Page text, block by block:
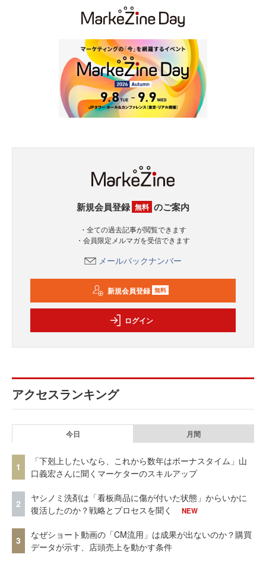
新規会員登録 無料 のご案内
・全ての過去記事が閲覧できます
・会員限定メルマガを受信できます
メールバックナンバー
新規会員登録 無料
ログイン
アクセスランキング
今日 月間
1
「下剋上したいなら、これから数年はボーナスタイム」山
口義宏さんに聞くマーケターのスキルアップ
2
ヤシノミ洗剤は「看板商品に傷が付いた状態」からいかに
復活したのか？戦略とプロセスを聞く
NEW
3
なぜショート動画の「CM流用」は成果が出ないのか？購買
データが示す、店頭売上を動かす条件